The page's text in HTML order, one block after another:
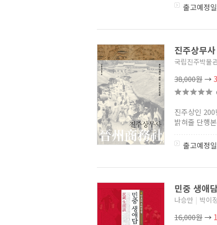
출고예정
진주상무
국립진주박물
38,000원→
진주상인
밝혀줄 단행
출고예정
민중 생애
나승만 | 박이
16,000원→